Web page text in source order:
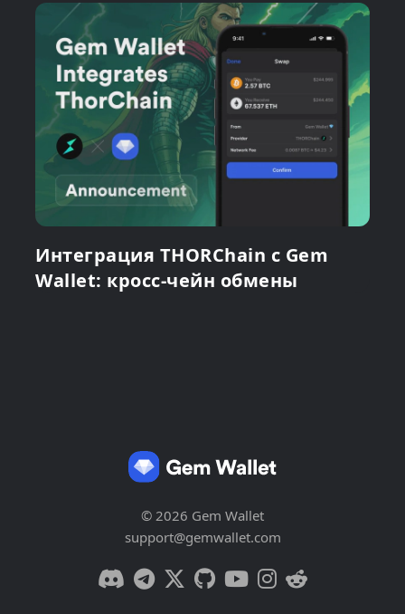
Интеграция THORChain с Gem
Wallet: кросс-чейн обмены
© 2026 Gem Wallet
support@gemwallet.com